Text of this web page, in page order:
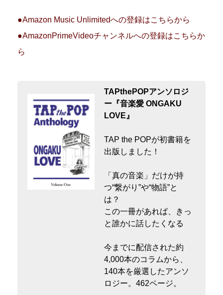
●Amazon Music Unlimitedへの登録はこちらから
●AmazonPrimeVideoチャンネルへの登録はこちらか
ら
TAPthePOPアンソロジ
ー『音楽愛 ONGAKU
LOVE』
TAP the POPが初書籍を
出版しました！
「真の音楽」だけが持
つ“繋がり”や“物語”と
は？
この一冊があれば、きっ
と誰かに話したくなる
今までに配信された約
4,000本のコラムから、
140本を厳選したアンソ
ロジー。462ページ。